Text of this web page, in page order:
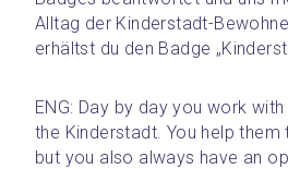
Alltag der Kinderstadt-
erhältst du den Badge
ENG: Day by day you work
the Kinderstadt. You help them
but you also always have an